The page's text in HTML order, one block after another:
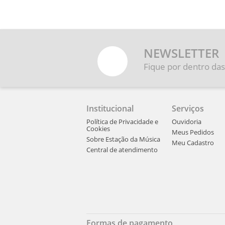
NEWSLETTER
Fique por dentro
Institucional
Política de Privacidade e
Cookies
Sobre Estação da Música
Central de atendimento
Serviços
Ouvidoria
Meus Pedidos
Meu Cadastro
Formas de pagamento